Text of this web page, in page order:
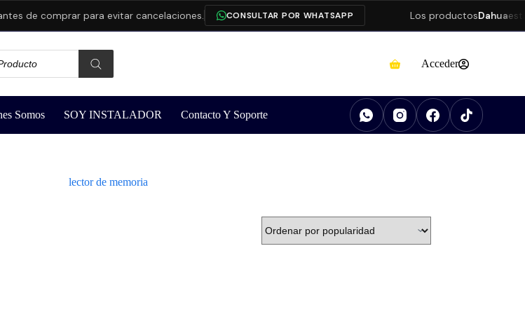
de comprar para evitar cancelaciones. CONSULTAR POR WHATSAPP Los productosDahua
Acceder
Somos SOY INSTALADOR Contacto Y Soporte
lector de memoria